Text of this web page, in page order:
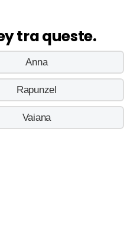
tra queste.
Anna
Rapunzel
Vaiana